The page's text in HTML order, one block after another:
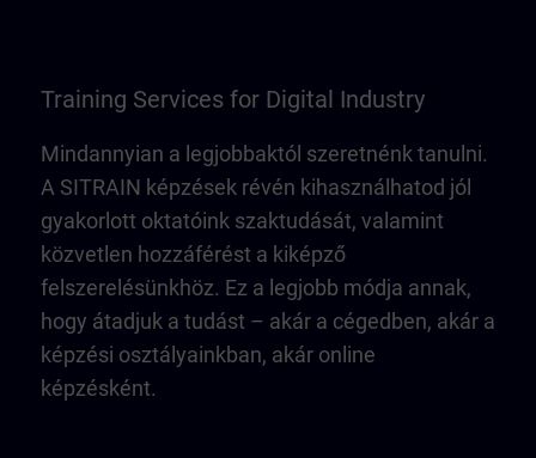
Training Services for Digital Industry
Mindannyian a legjobbaktól szeretnénk tanulni.
A SITRAIN képzések révén kihasználhatod jól
gyakorlott oktatóink szaktudását, valamint
közvetlen hozzáférést a kiképző
felszerelésünkhöz. Ez a legjobb módja annak,
hogy átadjuk a tudást – akár a cégedben, akár a
képzési osztályainkban, akár online
képzésként.